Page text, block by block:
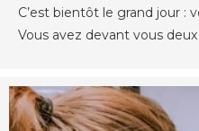
C’est bientôt le grand jour :
Vous avez devant vous